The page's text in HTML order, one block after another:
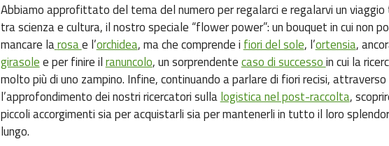
Abbiamo approfittato del tema del numero per regalarci e regalarvi un viaggio
tra scienza e cultura, il nostro speciale “flower power”: un bouquet in cui non
mancare larosae l’orchidea, ma che comprende ifiori del sole, l’ortensia,
girasolee per finire ilranuncolo, un sorprendentecaso di successoin cui la
molto più di uno zampino. Infine, continuando a parlare di fiori recisi, attraverso
l’approfondimento dei nostri ricercatori sullalogistica nel post-raccolta,
piccoli accorgimenti sia per acquistarli sia per mantenerli in tutto il loro
lungo.